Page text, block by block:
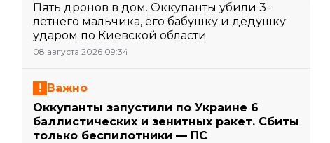
Пять дронов в дом. Оккупанты убили 3-
летнего мальчика, его бабушку и дедушку
ударом по Киевской области
08 августа 2026 09:34
Важно
Оккупанты запустили по Украине 6
баллистических и зенитных ракет. Сбиты
только беспилотники — ПС